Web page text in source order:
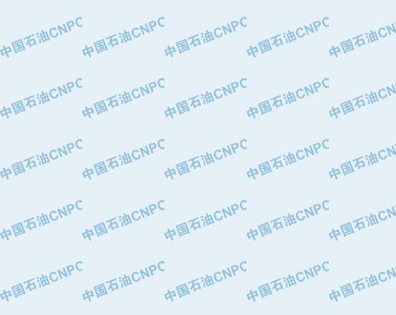
·中国石油锦西石化分公司
·大港油田集团有限责任公司
·深圳市肯多斯实业发展有限公司
·山东墨龙石油机械股份有限公司
·无锡西姆莱斯石油专用管制造有限公
·武汉钢铁（集团）公司
·太原钢铁(集团)有限公司
·马鞍山钢铁股份有限公司
·中国石油天然气股份有限公司兰州石
·中国石化茂名石化分公司
·中国石油大港油田分公司